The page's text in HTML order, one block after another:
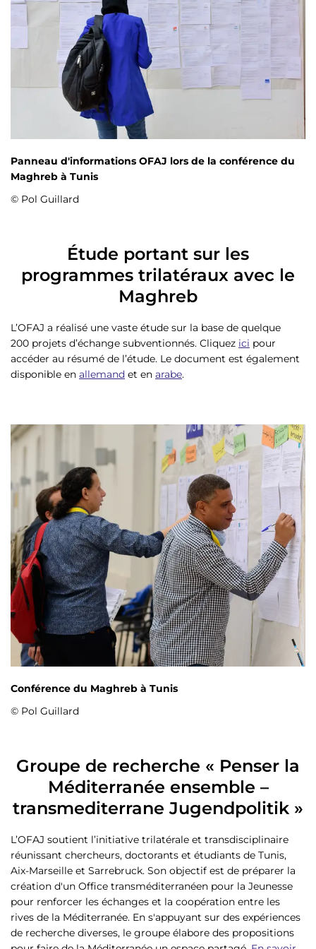
Panneau d'informations OFAJ lors de la conférence du
Maghreb à Tunis
© Pol Guillard
Étude portant sur les
programmes trilatéraux avec le
Maghreb
L’OFAJ a réalisé une vaste étude sur la base de quelque
200 projets d’échange subventionnés. Cliquez ici pour
accéder au résumé de l’étude. Le document est également
disponible en allemand et en arabe.
Conférence du Maghreb à Tunis
© Pol Guillard
Groupe de recherche « Penser la
Méditerranée ensemble –
transmediterrane Jugendpolitik »
L’OFAJ soutient l’initiative trilatérale et transdisciplinaire
réunissant chercheurs, doctorants et étudiants de Tunis,
Aix-Marseille et Sarrebruck. Son objectif est de préparer la
création d'un Office transméditerranéen pour la Jeunesse
pour renforcer les échanges et la coopération entre les
rives de la Méditerranée. En s'appuyant sur des expériences
de recherche diverses, le groupe élabore des propositions